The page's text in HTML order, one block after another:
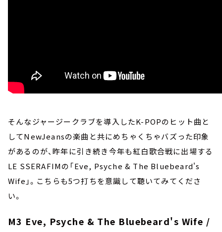
そんなジャージークラブを導入したK-POPのヒット曲と
してNewJeansの楽曲と共にめちゃくちゃバズった印象
があるのが、昨年に引き続き今年も紅白歌合戦に出場する
LE SSERAFIMの「Eve, Psyche & The Bluebeard's
Wife」。こちらも5つ打ちを意識して聴いてみてくださ
い。
M3 Eve, Psyche & The Bluebeard's Wife /